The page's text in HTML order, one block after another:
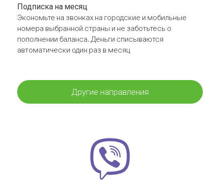
Подписка на месяц
Экономьте на звонках на городские и мобильные
номера выбранной страны и не заботьтесь о
пополнении баланса. Деньги списываются
автоматически один раз в месяц
Другие направления